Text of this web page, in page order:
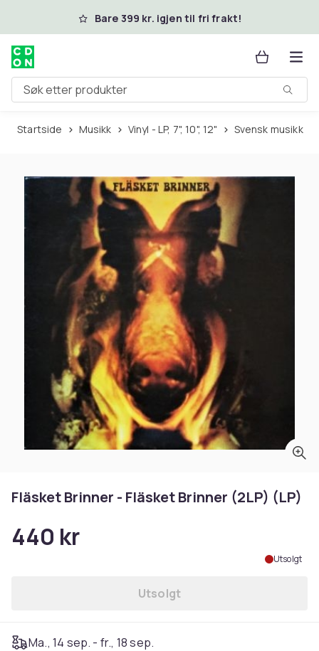
Hopp til hovedinnholdBare 399 kr. igjen til fri frakt!
Søk etter produkter
Startside Musikk Vinyl - LP, 7", 10", 12" Svensk musikk
Fläsket Brinner - Fläsket Brinner (2LP) (LP)
440 kr
Utsolgt
Utsolgt
Ma., 14 sep. - fr., 18 sep.